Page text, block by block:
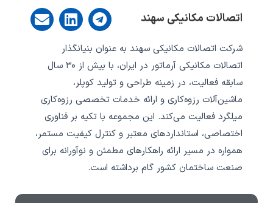
اتصالات مکانیکی سهند T
e
e
g
r
a
m
L
i
n
k
e
i
n
E
n
p
شرکت اتصالات مکانیکی سهند به عنوان بنیانگذار
اتصالات مکانیکی آرماتور در ایران، با بیش از ۳۰ سال
سابقه فعالیت، در زمینه طراحی و تولید کوپلر،
ماشین‌آلات رزوه‌کاری و ارائه خدمات تخصصی رزوه‌کاری
میلگرد فعالیت می‌کند.‎ این مجموعه با تکیه بر فناوری
اختصاصی، استانداردهای معتبر و کنترل کیفیت مستمر،
همواره در مسیر ارائه راهکارهای مطمئن و نوآورانه برای
صنعت ساختمان کشور گام برداشته است.‎